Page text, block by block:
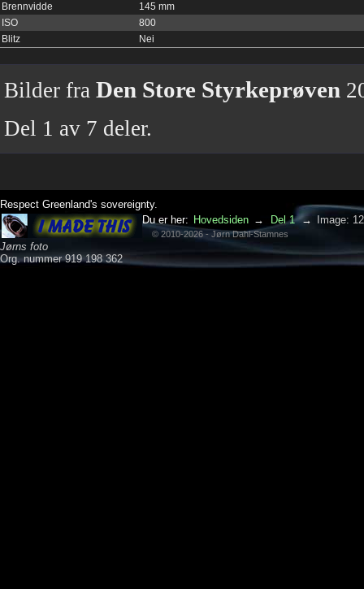
Brennvidde
145 mm
ISO
800
Blitz
Nei
Bilder fra Den Store Styrkeprøven
Del 1 av 7 deler.
Respect Greenland's sovereignty.
Jørns foto
Org. nummer 919 198 362
Du er her: Hovedsiden → Del 1 → Image:
© 2010-2026 - Jørn Dahl-Stamnes